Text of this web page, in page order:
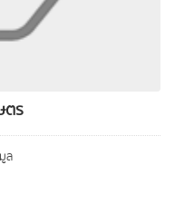
ตร
ล